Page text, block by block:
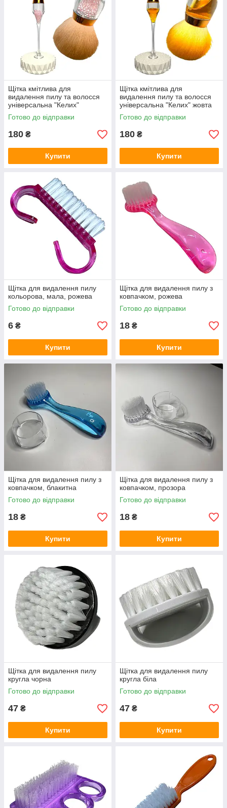
Щітка кмітлива для
видалення пилу та волосся
універсальна "Келих"
Готово до відправки
180 ₴
Купити
Щітка кмітлива для
видалення пилу та волосся
універсальна "Келих" жовта
Готово до відправки
180 ₴
Купити
Щітка для видалення пилу
кольорова, мала, рожева
Готово до відправки
6 ₴
Купити
Щітка для видалення пилу з
ковпачком, рожева
Готово до відправки
18 ₴
Купити
Щітка для видалення пилу з
ковпачком, блакитна
Готово до відправки
18 ₴
Купити
Щітка для видалення пилу з
ковпачком, прозора
Готово до відправки
18 ₴
Купити
Щітка для видалення пилу
кругла чорна
Готово до відправки
47 ₴
Купити
Щітка для видалення пилу
кругла біла
Готово до відправки
47 ₴
Купити